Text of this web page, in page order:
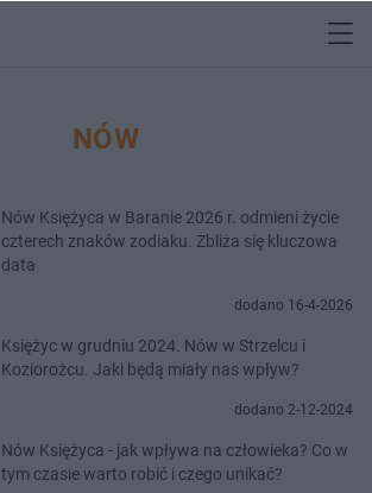
NÓW
Nów Księżyca w Baranie 2026 r. odmieni życie
czterech znaków zodiaku. Zbliża się kluczowa
data
dodano 16-4-2026
Księżyc w grudniu 2024. Nów w Strzelcu i
Koziorożcu. Jaki będą miały nas wpływ?
dodano 2-12-2024
Nów Księżyca - jak wpływa na człowieka? Co w
tym czasie warto robić i czego unikać?